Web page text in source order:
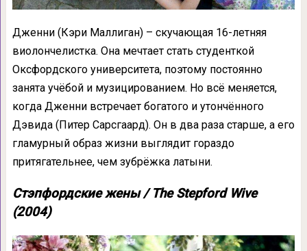
Дженни (Кэри Маллиган) – скучающая 16-летняя
виолончелистка. Она мечтает стать студенткой
Оксфордского университета, поэтому постоянно
занята учёбой и музицированием. Но всё меняется,
когда Дженни встречает богатого и утончённого
Дэвида (Питер Сарсгаард). Он в два раза старше, а его
гламурный образ жизни выглядит гораздо
притягательнее, чем зубрёжка латыни.
Стэпфордские жены / The Stepford Wive
(2004)